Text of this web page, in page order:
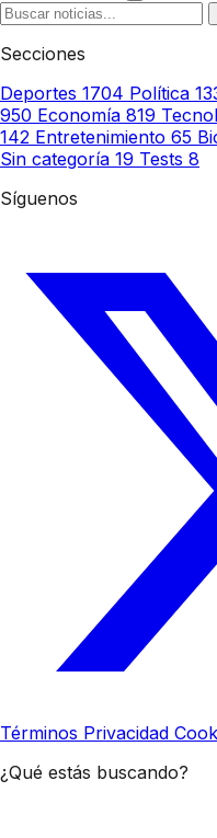
Secciones
Deportes 1704 Política
950 Economía 819
142 Entretenimiento 65
Sin categoría 19 Tests 8
Síguenos
Términos Privacidad
¿Qué estás buscando?